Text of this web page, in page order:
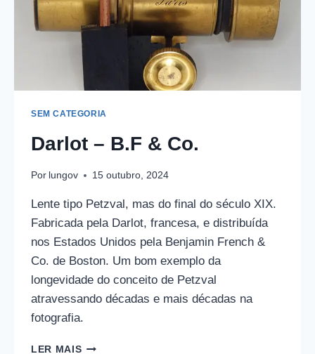
SEM CATEGORIA
Darlot – B.F & Co.
Por lungov 15 outubro, 2024
Lente tipo Petzval, mas do final do século XIX.
Fabricada pela Darlot, francesa, e distribuída
nos Estados Unidos pela Benjamin French &
Co. de Boston. Um bom exemplo da
longevidade do conceito de Petzval
atravessando décadas e mais décadas na
fotografia.
LER MAISDARLOT